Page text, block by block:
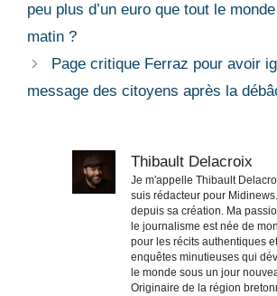
peu plus d’un euro que tout le
matin ?
Page critique Ferraz pour avoir
message des citoyens après la
Thibault Delacroix
Je m'appelle Thibault
suis rédacteur pour
depuis sa création. Ma
le journalisme est née de
pour les récits authentiques
enquêtes minutieuses qui
le monde sous un jour
Originaire de la région